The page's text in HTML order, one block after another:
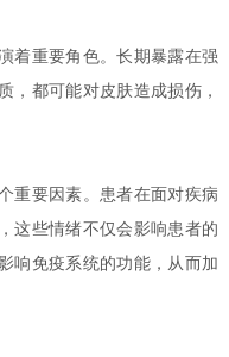
重要角色。长期暴露在强
，都可能对皮肤造成损伤，
要因素。患者在面对疾病
这些情绪不仅会影响患者的
响免疫系统的功能，从而加